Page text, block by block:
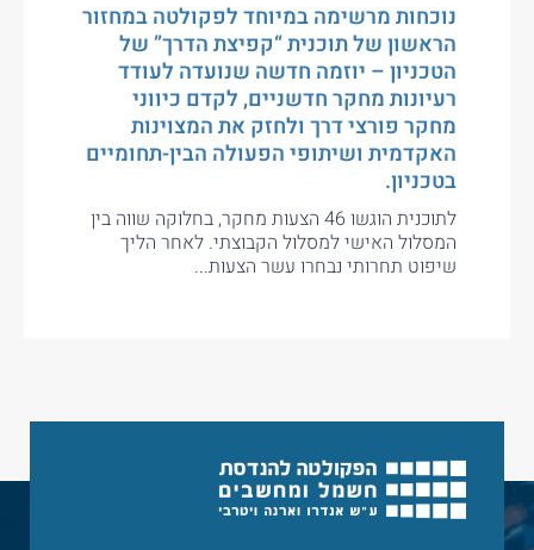
נוכחות מרשימה במיוחד לפקולטה במחזור
הראשון של תוכנית “קפיצת הדרך” של
הטכניון – יוזמה חדשה שנועדה לעודד
רעיונות מחקר חדשניים, לקדם כיווני
מחקר פורצי דרך ולחזק את המצוינות
האקדמית ושיתופי הפעולה הבין-תחומיים
בטכניון.
לתוכנית הוגשו 46 הצעות מחקר, בחלוקה שווה בין
המסלול האישי למסלול הקבוצתי. לאחר הליך
שיפוט תחרותי נבחרו עשר הצעות...